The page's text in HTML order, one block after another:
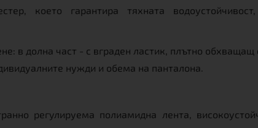
което гарантира тяхната
в долна част - с вграден ластик, плътно обхващащ
нужди и обема на панталона.
регулируема полиамидна лента,